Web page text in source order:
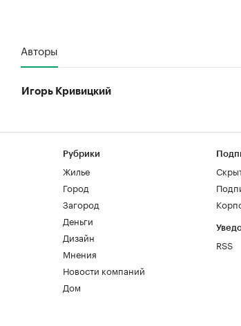
Авторы
Игорь Кривицкий
Рубрики
Жилье
Город
Загород
Деньги
Дизайн
Мнения
Новости компаний
Дом
RSS